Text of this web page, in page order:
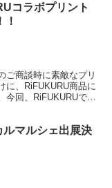
コラボプリント
！
ご商談時に素敵なプリ
に、RiFUKURU商品に
回、RiFUKURUで販
マルシェ出展決